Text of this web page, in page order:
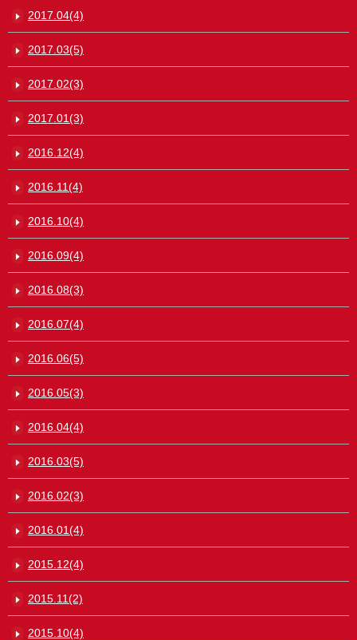
2017.04(4)
2017.03(5)
2017.02(3)
2017.01(3)
2016.12(4)
2016.11(4)
2016.10(4)
2016.09(4)
2016.08(3)
2016.07(4)
2016.06(5)
2016.05(3)
2016.04(4)
2016.03(5)
2016.02(3)
2016.01(4)
2015.12(4)
2015.11(2)
2015.10(4)